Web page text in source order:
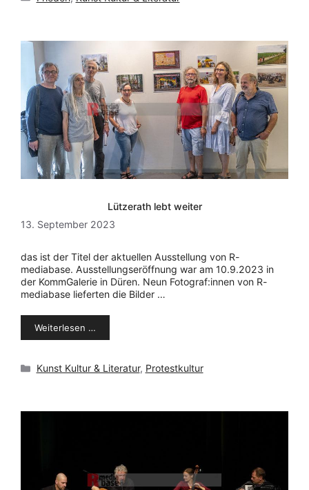
Lützerath lebt weiter
13. September 2023
das ist der Titel der aktuellen Ausstellung von R-
mediabase. Ausstellungseröffnung war am 10.9.2023 in
der KommGalerie in Düren. Neun Fotograf:innen von R-
mediabase lieferten die Bilder …
Weiterlesen …
Kategorien
Kunst Kultur & Literatur, Protestkultur